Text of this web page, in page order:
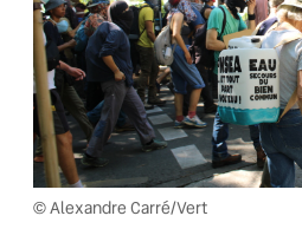
© Alexandre Carré/Vert